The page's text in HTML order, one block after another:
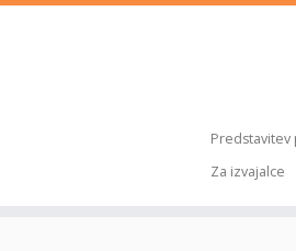
Predstavitev
Za izvajalce